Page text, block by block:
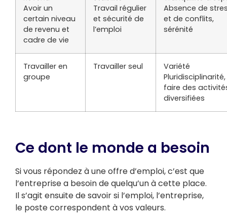
Avoir un
certain niveau
de revenu et
cadre de vie
Travail régulier
et sécurité de
l’emploi
Absence de
et de conflits,
sérénité
Travailler en
groupe
Travailler seul
Variété
Pluridisciplinarité,
faire des
diversifiées
Ce dont le monde a besoin
Si vous répondez à une offre d’emploi, c’est que
l’entreprise a besoin de quelqu’un à cette place.
Il s’agit ensuite de savoir si l’emploi, l’entreprise,
le poste correspondent à vos valeurs.